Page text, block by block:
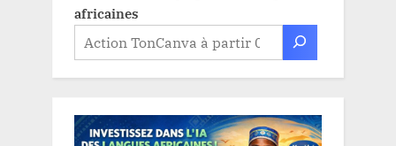
africaines